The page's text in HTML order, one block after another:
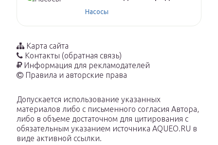
Насосы
Карта сайта
Контакты (обратная связь)
Информация для рекламодателей
Правила и авторские права
Допускается использование указанных
материалов либо с письменного согласия Автора,
либо в объеме достаточном для цитирования с
обязательным указанием источника AQUEO.RU в
виде активной ссылки.